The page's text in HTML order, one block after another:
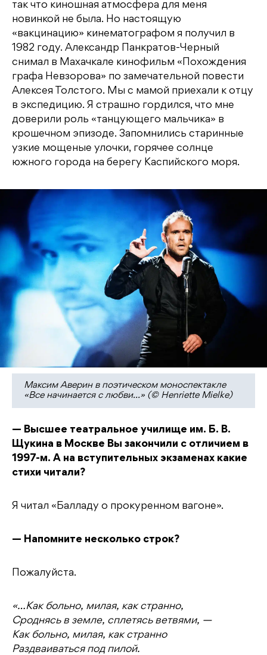
так что киношная атмосфера для меня
новинкой не была. Но настоящую
«вакцинацию» кинематографом я получил в
1982 году. Александр Панкратов-Черный
снимал в Махачкале кинофильм «Похождения
графа Невзорова» по замечательной повести
Алексея Толстого. Мы с мамой приехали к отцу
в экспедицию. Я страшно гордился, что мне
доверили роль «танцующего мальчика» в
крошечном эпизоде. Запомнились старинные
узкие мощеные улочки, горячее солнце
южного города на берегу Каспийского моря.
Максим Аверин в поэтическом моноспектакле
«Все начинается с любви…» (© Henriette Mielke)
— Высшее театральное училище им. Б. В.
Щукина в Москве Вы закончили с отличием в
1997-м. А на вступительных экзаменах какие
стихи читали?
Я читал «Балладу о прокуренном вагоне».
— Напомните несколько строк?
Пожалуйста.
«…Как больно, милая, как странно,
Сроднясь в земле, сплетясь ветвями, —
Как больно, милая, как странно
Раздваиваться под пилой.